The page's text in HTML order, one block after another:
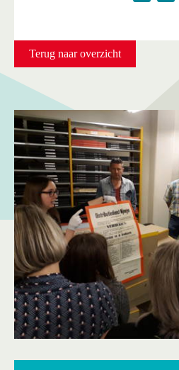
Terug naar overzicht